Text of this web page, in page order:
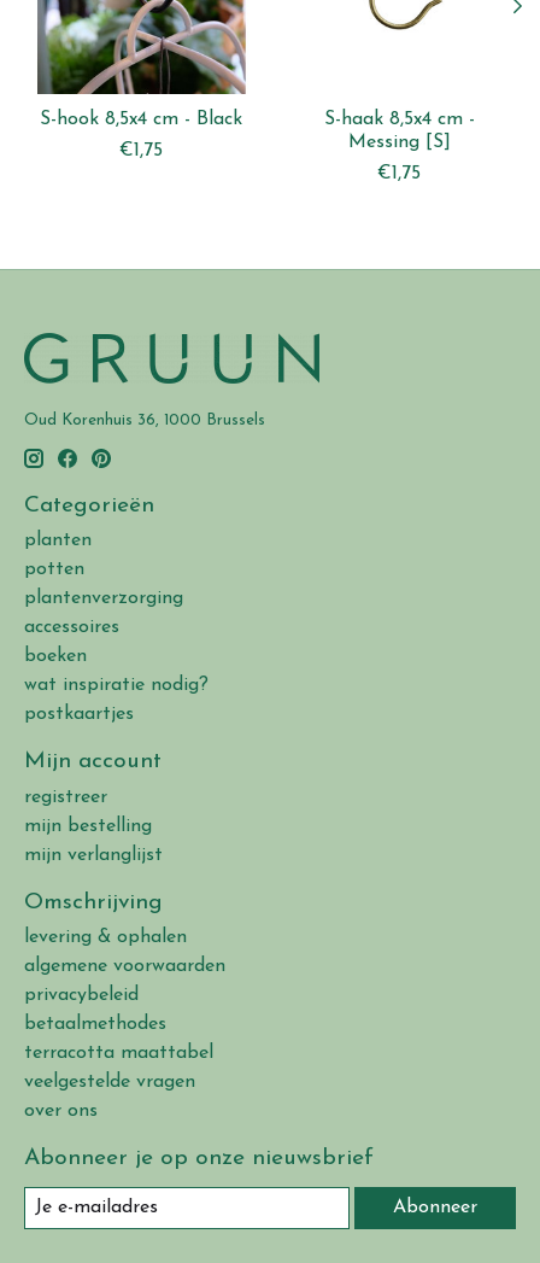
S-hook 8,5x4 cm - Black
€1,75
S-haak 8,5x4 cm -
Messing [S]
€1,75
Oud Korenhuis 36, 1000 Brussels
Categorieën
planten
potten
plantenverzorging
accessoires
boeken
wat inspiratie nodig?
postkaartjes
Mijn account
registreer
mijn bestelling
mijn verlanglijst
Omschrijving
levering & ophalen
algemene voorwaarden
privacybeleid
betaalmethodes
terracotta maattabel
veelgestelde vragen
over ons
Abonneer je op onze nieuwsbrief
Abonneer